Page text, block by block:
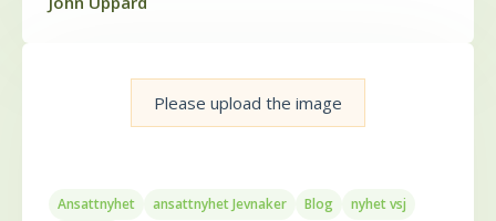
Please upload the image
Ansattnyhet ansattnyhet Jevnaker Blog
nyhet vsj